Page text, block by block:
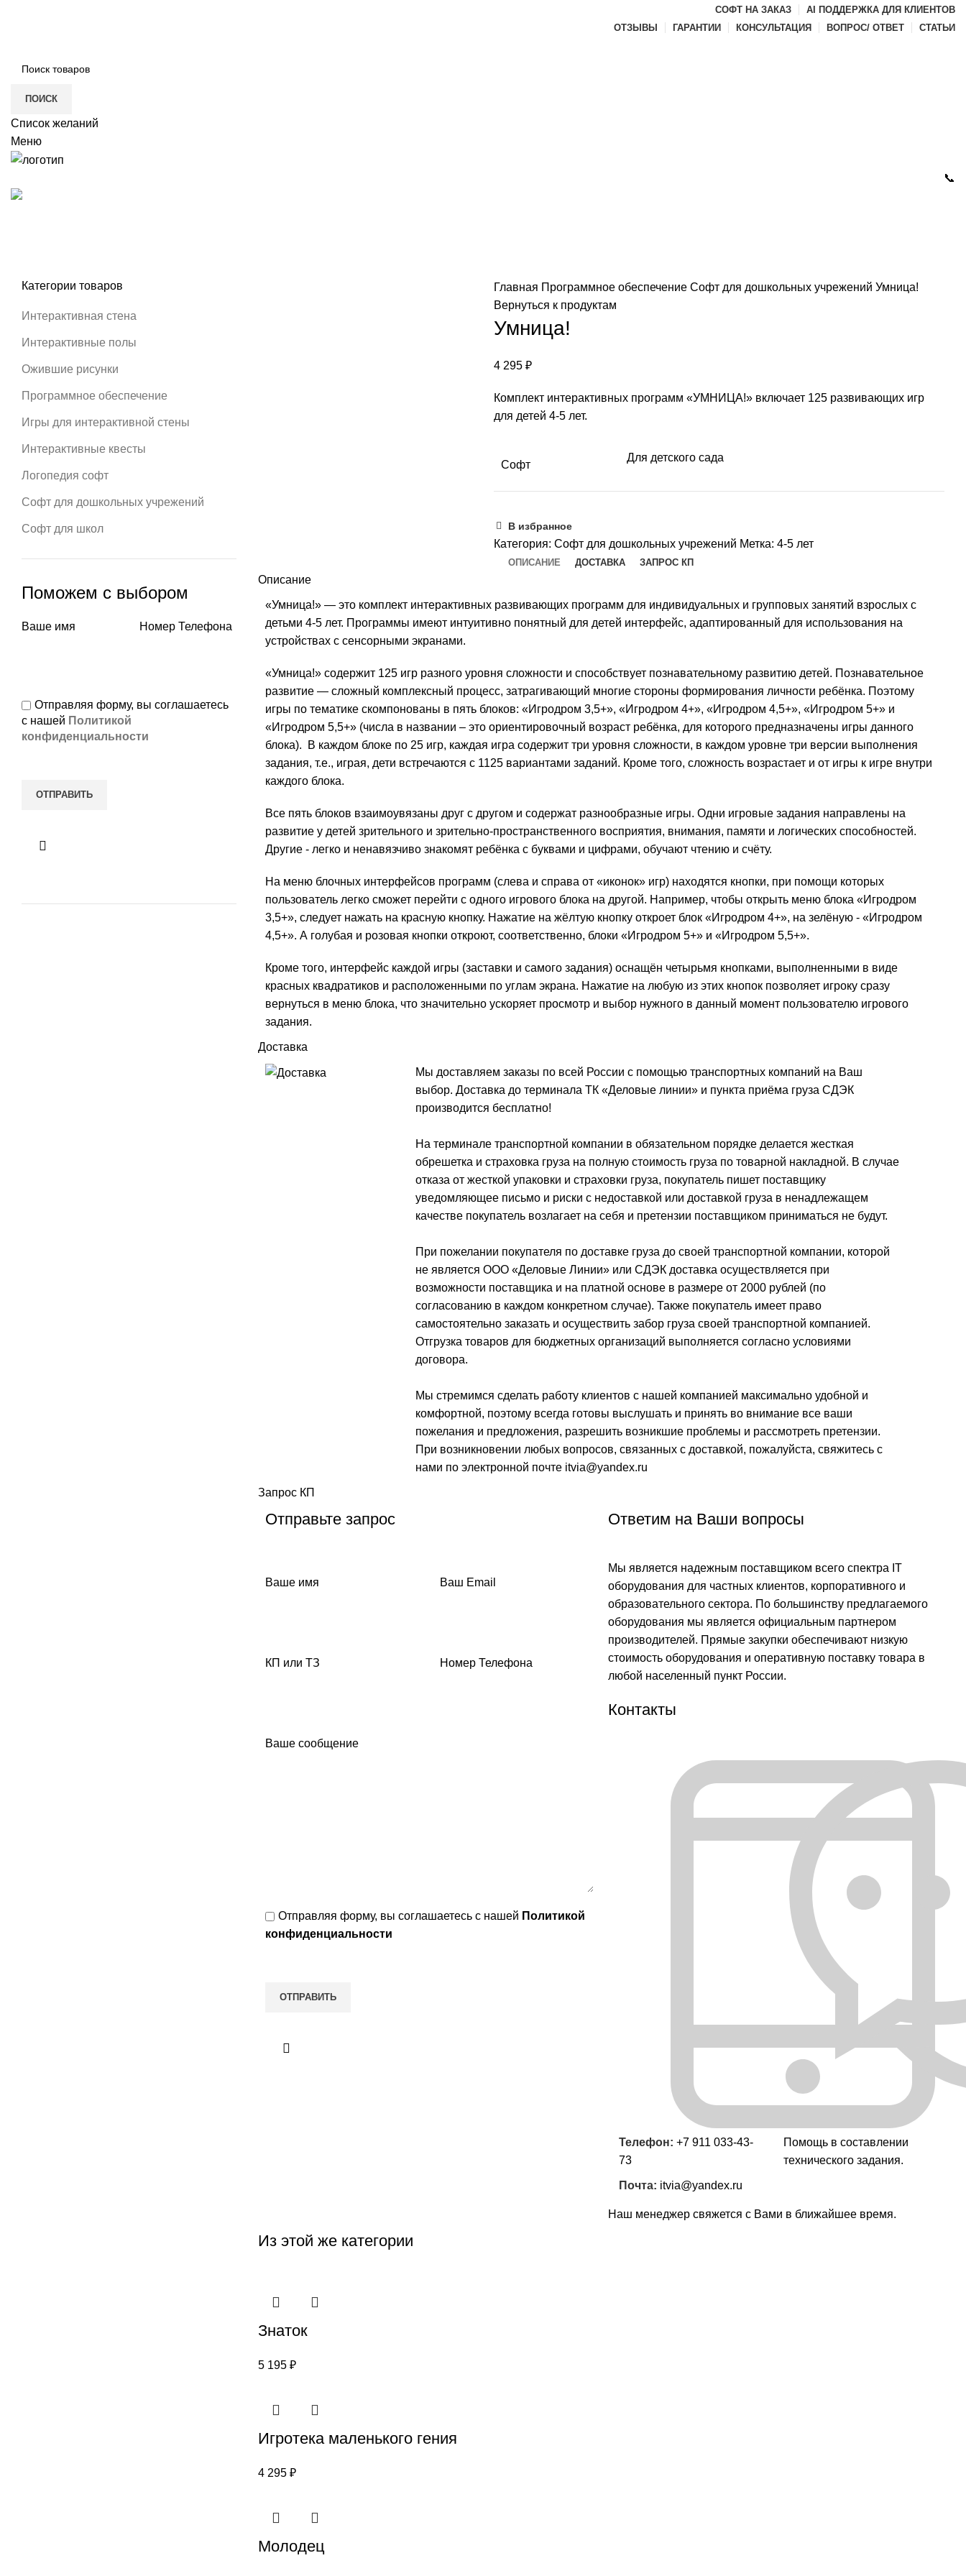
СОФТ НА ЗАКАЗ
AI ПОДДЕРЖКА ДЛЯ КЛИЕНТОВ
ОТЗЫВЫ
ГАРАНТИИ КОНСУЛЬТАЦИЯ ВОПРОС/ ОТВЕТ СТАТЬИ
ПОИСК
Список желаний
Меню
📞
Главная Программное обеспечение Софт для дошкольных учрежений Умница!
Вернуться к продуктам
Умница!
4 295 ₽
Комплект интерактивных программ «УМНИЦА!» включает 125 развивающих игр
для детей 4-5 лет.
Софт
Для детского сада
В избранное
Категория: Софт для дошкольных учрежений Метка: 4-5 лет
ОПИСАНИЕ ДОСТАВКА ЗАПРОС КП
Описание
«Умница!» — это комплект интерактивных развивающих про­грам­­м для инди­ви­дуальных и групповых занятий взрослых с
детьми 4-5 лет. Прог­рам­мы имеют интуитивно понятный для детей интерфейс, адаптированный для использования на
устройствах с сенсорными экранами.
«Умница!» содержит 125 игр разного уровня сложности и способствует познавательному развитию детей. Познавательное
развитие — сложный комплексный процесс, затра­гивающий многие стороны формирования личности ребёнка. Поэтому
игры по тематике скомпонованы в пять блоков: «Игродром 3,5+», «Игродром 4+», «Игродром 4,5+», «Игродром 5+» и
«Игродром 5,5+» (числа в названии – это ориентировочный возраст ребёнка, для которого предназначены игры данного
блока). В каждом блоке по 25 игр, каждая игра содержит три уровня сложности, в каж­дом уров­не три версии выполнения
задания, т.е., играя, дети встречаются с 1125 вариан­тами заданий. Кроме того, сложность возрастает и от игры к игре внутри
каж­дого блока.
Все пять блоков взаимоувязаны друг с другом и содержат разно­образные игры. Одни игровые задания направлены на
развитие у детей зрительного и зрительно-прост­ран­ственного восприятия, внимания, памяти и логических способностей.
Другие - легко и ненавязчиво знакомят ребёнка с буквами и цифрами, обучают чтению и счёту.
На меню блочных интерфейсов программ (слева и справа от «иконок» игр) находятся кнопки, при помощи которых
пользователь легко сможет перейти с одного игрового блока на другой. Например, чтобы открыть меню блока «Игродром
3,5+», следует нажать на красную кнопку. Нажатие на жёлтую кнопку откроет блок «Игро­дром 4+», на зелёную - «Игродром
4,5+». А голубая и розовая кнопки откроют, соответственно, блоки «Игродром 5+» и «Игродром 5,5+».
Кроме того, интерфейс каждой игры (заставки и самого задания) оснащён четырьмя кнопками, выполненными в виде
красных квадратиков и расположенными по углам экрана. Нажатие на любую из этих кнопок позволяет игроку сразу
вернуться в меню блока, что значительно ускоряет просмотр и выбор нужного в данный момент пользователю игрового
задания.
Доставка
Мы доставляем заказы по всей России с помощью транспортных компаний на Ваш
выбор. Доставка до терминала ТК «Деловые линии» и пункта приёма груза СДЭК
производится бесплатно!
На терминале транспортной компании в обязательном порядке делается жесткая
обрешетка и страховка груза на полную стоимость груза по товарной накладной. В случае
отказа от жесткой упаковки и страховки груза, покупатель пишет поставщику
уведомляющее письмо и риски с недоставкой или доставкой груза в ненадлежащем
качестве покупатель возлагает на себя и претензии поставщиком приниматься не будут.
При пожелании покупателя по доставке груза до своей транспортной компании, которой
не является ООО «Деловые Линии» или СДЭК доставка осуществляется при
возможности поставщика и на платной основе в размере от 2000 рублей (по
согласованию в каждом конкретном случае). Также покупатель имеет право
самостоятельно заказать и осуществить забор груза своей транспортной компанией.
Отгрузка товаров для бюджетных организаций выполняется согласно условиями
договора.
Мы стремимся сделать работу клиентов с нашей компанией максимально удобной и
комфортной, поэтому всегда готовы выслушать и принять во внимание все ваши
пожелания и предложения, разрешить возникшие проблемы и рассмотреть претензии.
При возникновении любых вопросов, связанных с доставкой, пожалуйста, свяжитесь с
нами по электронной почте itvia@yandex.ru
Запрос КП
Отправьте запрос
Ваше имя Ваш Email
КП или ТЗ Номер Телефона
Ваше сообщение
Отправляя форму, вы соглашаетесь с нашей Политикой
конфиденциальности
Ответим на Ваши вопросы
Мы является надежным поставщиком всего спектра IT
оборудования для частных клиентов, корпоративного и
образовательного сектора. По большинству предлагаемого
оборудования мы является официальным партнером
производителей. Прямые закупки обеспечивают низкую
стоимость оборудования и оперативную поставку товара в
любой населенный пункт России.
Контакты
Телефон:+7 911 033-43-
73
Почта: itvia@yandex.ru
Помощь в составлении
технического задания.
Наш менеджер свяжется с Вами в ближайшее время.
Из этой же категории
Знаток
5 195 ₽
Игротека маленького гения
4 295 ₽
Молодец
Категории товаров
Интерактивная стена
Интерактивные полы
Ожившие рисунки
Программное обеспечение
Игры для интерактивной стены
Интерактивные квесты
Логопедия софт
Софт для дошкольных учрежений
Софт для школ
Поможем с выбором
Ваше имя Номер Телефона
Отправляя форму, вы соглашаетесь
с нашей Политикой
конфиденциальности